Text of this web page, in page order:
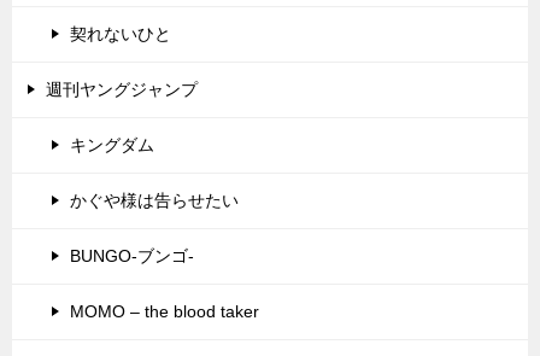
契れないひと
週刊ヤングジャンプ
キングダム
かぐや様は告らせたい
BUNGO-ブンゴ-
MOMO – the blood taker